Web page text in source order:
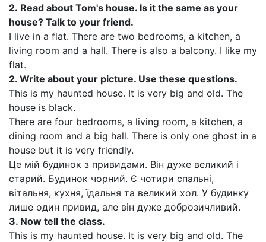
2. Read about Tom's house. Is it the same as your
house? Talk to your friend.
I live in a flat. There are two bedrooms, a kitchen, a
living room and a hall. There is also a balcony. I like my
flat.
2. Write about your picture. Use these questions.
This is my haunted house. It is very big and old. The
house is black.
There are four bedrooms, a living room, a kitchen, a
dining room and a big hall. There is only one ghost in a
house but it is very friendly.
Це мій будинок з привидами. Він дуже великий і
старий. Будинок чорний. Є чотири спальні,
вітальня, кухня, їдальня та великий хол. У будинку
лише один привид, але він дуже доброзичливий.
3. Now tell the class.
This is my haunted house. It is very big and old. The